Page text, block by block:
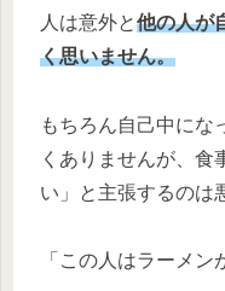
人は意外と他の人が
く思いません。
もちろん自己中にな
くありませんが、食
い」と主張するのは
「この人はラーメン